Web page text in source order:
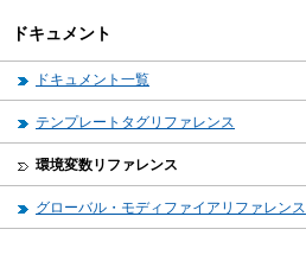
ドキュメント
ドキュメント一覧
テンプレートタグリファレンス
環境変数リファレンス
グローバル・モディファイアリファレンス